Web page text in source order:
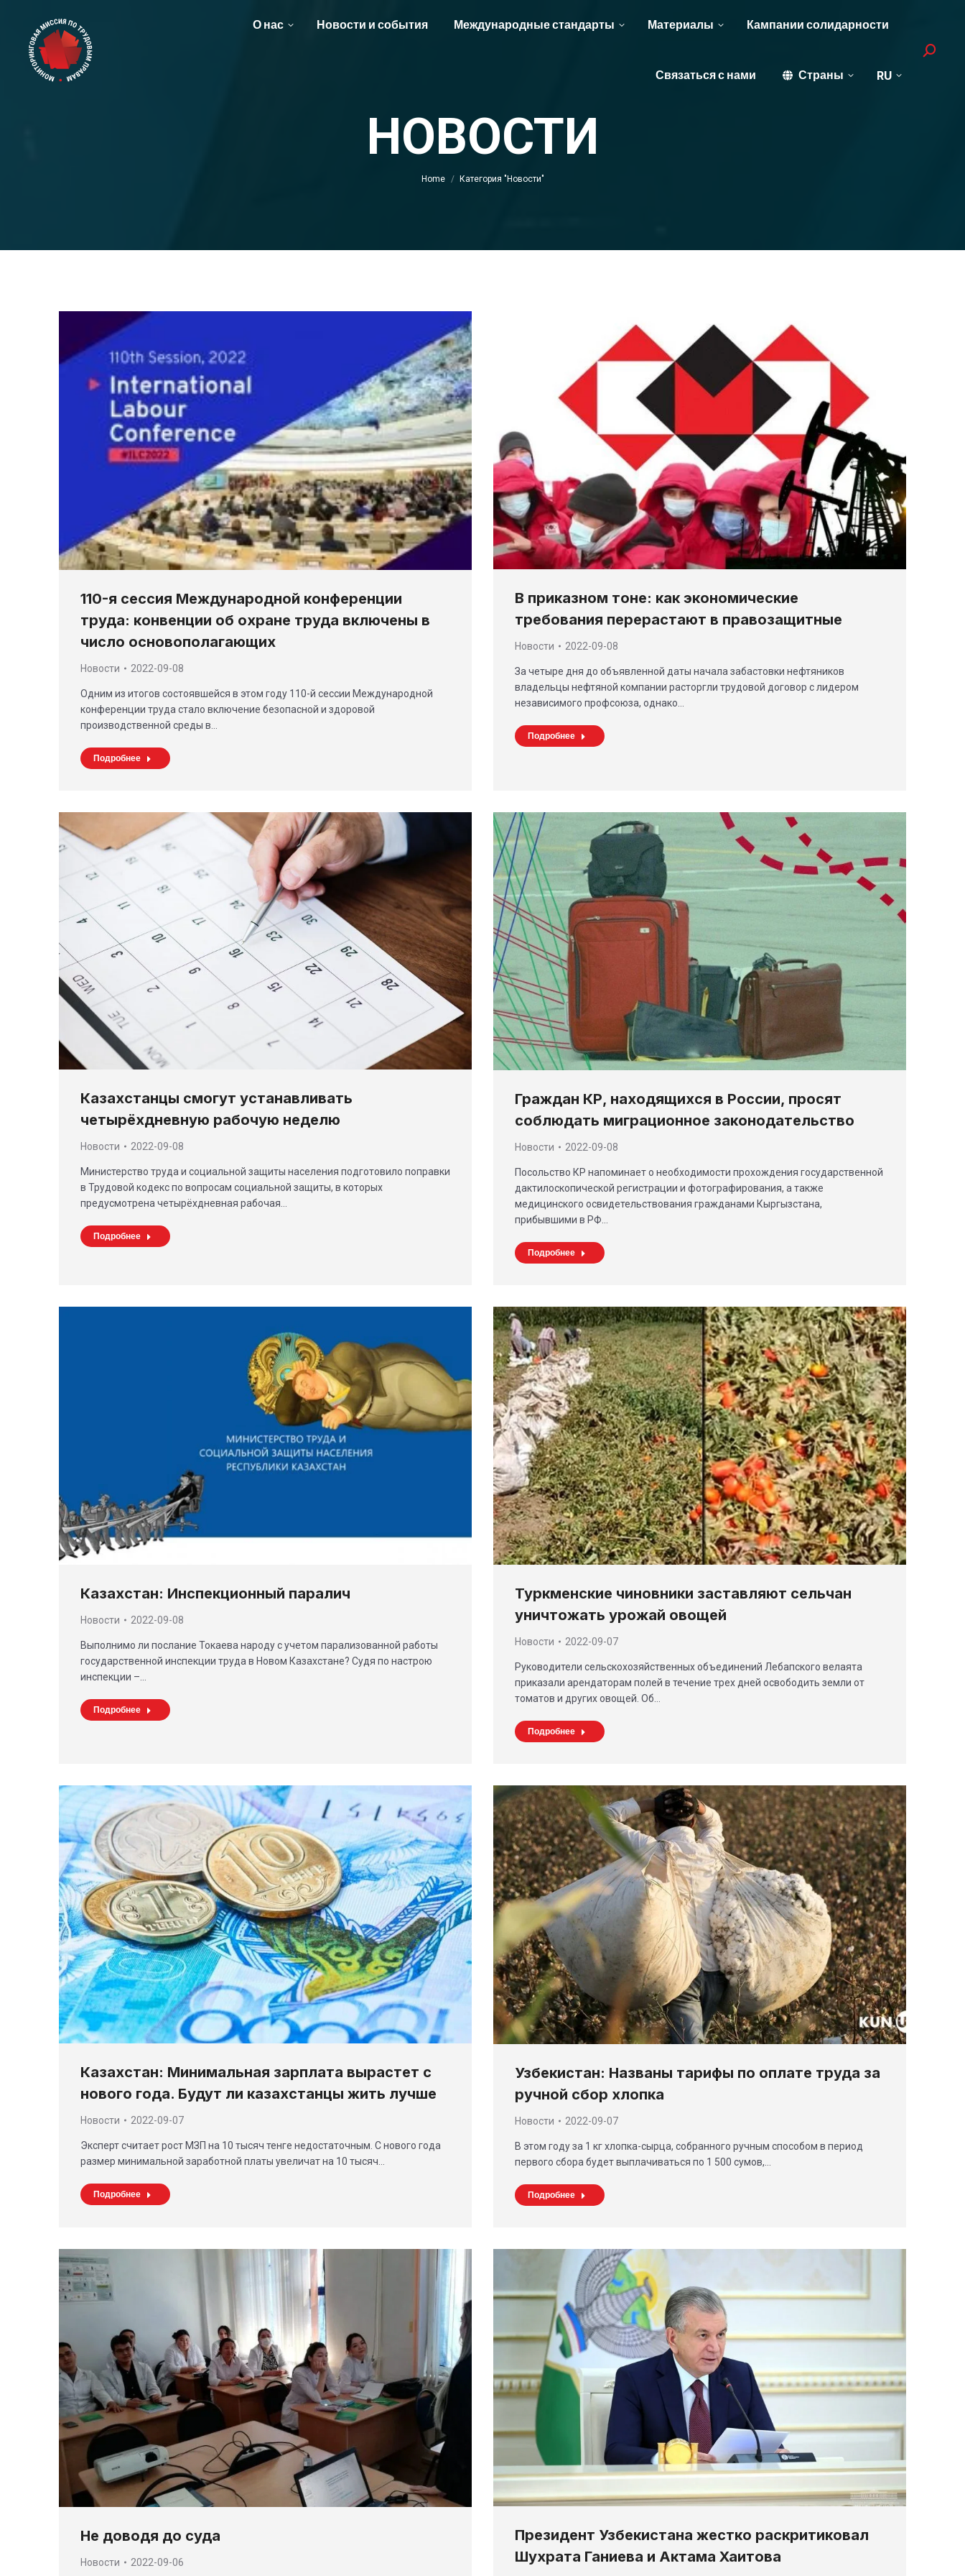
О нас Новости и события Международные стандарты Материалы Кампании солидарности
Связаться с нами Страны RU
Search:
НОВОСТИ
You are here:
Home Категория "Новости"
110-я сессия Международной конференции
труда: конвенции об охране труда включены в
число основополагающих
Новости 2022-09-08
Одним из итогов состоявшейся в этом году 110-й сессии Международной
конференции труда стало включение безопасной и здоровой
производственной среды в…
Подробнее
В приказном тоне: как экономические
требования перерастают в правозащитные
Новости 2022-09-08
За четыре дня до объявленной даты начала забастовки нефтяников
владельцы нефтяной компании расторгли трудовой договор с лидером
независимого профсоюза, однако…
Подробнее
Казахстанцы смогут устанавливать
четырёхдневную рабочую неделю
Новости 2022-09-08
Министерство труда и социальной защиты населения подготовило поправки
в Трудовой кодекс по вопросам социальной защиты, в которых
предусмотрена четырёхдневная рабочая…
Подробнее
Граждан КР, находящихся в России, просят
соблюдать миграционное законодательство
Новости 2022-09-08
Посольство КР напоминает о необходимости прохождения государственной
дактилоскопической регистрации и фотографирования, а также
медицинского освидетельствования гражданами Кыргызстана,
прибывшими в РФ…
Подробнее
Казахстан: Инспекционный паралич
Новости 2022-09-08
Выполнимо ли послание Токаева народу с учетом парализованной работы
государственной инспекции труда в Новом Казахстане? Судя по настрою
инспекции –…
Подробнее
Туркменские чиновники заставляют сельчан
уничтожать урожай овощей
Новости 2022-09-07
Руководители сельскохозяйственных объединений Лебапского велаята
приказали арендаторам полей в течение трех дней освободить земли от
томатов и других овощей. Об…
Подробнее
Казахстан: Минимальная зарплата вырастет с
нового года. Будут ли казахстанцы жить лучше
Новости 2022-09-07
Эксперт считает рост МЗП на 10 тысяч тенге недостаточным. С нового года
размер минимальной заработной платы увеличат на 10 тысяч…
Подробнее
Узбекистан: Названы тарифы по оплате труда за
ручной сбор хлопка
Новости 2022-09-07
В этом году за 1 кг хлопка-сырца, собранного ручным способом в период
первого сбора будет выплачиваться по 1 500 сумов,…
Подробнее
Не доводя до суда
Новости 2022-09-06
Президент Узбекистана жестко раскритиковал
Шухрата Ганиева и Актама Хаитова